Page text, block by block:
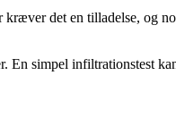
kræver det en tilladelse, og
En simpel infiltrationstest